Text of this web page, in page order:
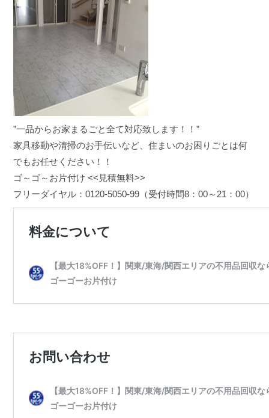
”一品からお家まるごと全て対応致します！！”
家具移動や清掃のお手伝いなど、住まいのお困りごとは何
でもお任せください！！
ゴ～ゴ～お片付け <<見積無料>>
フリーダイヤル：0120-5050-99（受付時間8：00～21：00）